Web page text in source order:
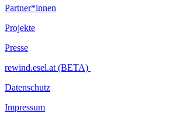
Partner*innen
Projekte
Presse
rewind.esel.at (BETA)
Datenschutz
Impressum